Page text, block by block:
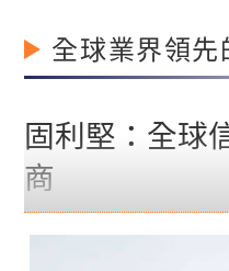
全球業界領
固利堅：全球
商